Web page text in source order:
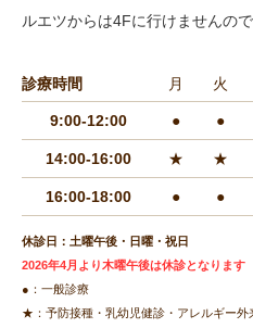
ルエツからは4Fに行けませんの
診療時間 月 火
9:00-12:00 ● ●
14:00-16:00 ★ ★
16:00-18:00 ● ●
休診日：土曜午後・日曜・祝日
2026年4月より木曜午後は休診となります
●：一般診療
★：予防接種・乳幼児健診・アレルギー外